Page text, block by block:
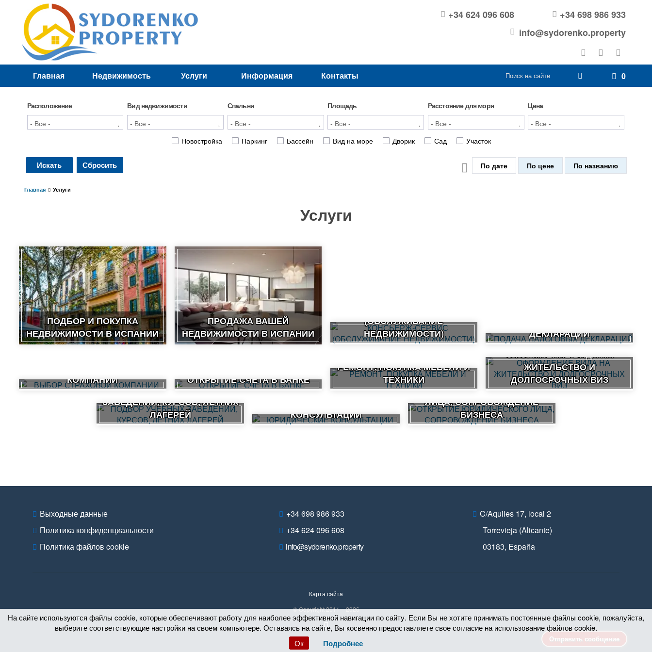
+34 698 986 933
+34 624 096 608
info@sydorenko.property
Главная Недвижимость Услуги Информация Контакты 0
Расположение Вид недвижимости Спальни Площадь Расстояние для моря Цена
Новостройка Паркинг Бассейн Вид на море Дворик Сад Участок
Искать Сбросить По дате По цене По названию
Главная Услуги
Услуги
ПОДБОР И ПОКУПКА
НЕДВИЖИМОСТИ В ИСПАНИИ
ПРОДАЖА ВАШЕЙ
НЕДВИЖИМОСТИ В ИСПАНИИ
(ОБСЛУЖИВАНИЕ
НЕДВИЖИМОСТИ)
ДЕКЛАРАЦИЙ
КОМПАНИИ
ОТКРЫТИЕ СЧЕТА В БАНКЕ
РЕМОНТ, ПОКУПКА МЕБЕЛИ И
ТЕХНИКИ
ОФОРМЛЕНИЕ ВИДА НА
ЖИТЕЛЬСТВО И
ДОЛГОСРОЧНЫХ ВИЗ
ПОДБОР УЧЕБНЫХ
ЗАВЕДЕНИЙ, КУРСОВ, ЛЕТНИХ
ЛАГЕРЕЙ
КОНСУЛЬТАЦИИ
ОТКРЫТИЕ ЮРИДИЧЕСКОГО
ЛИЦА, СОПРОВОЖДЕНИЕ
БИЗНЕСА
Выходные данные
Политика конфиденциальности
Политика файлов cookie
+34 698 986 933
+34 624 096 608
info@sydorenko.property
C/Aquiles 17, local 2
Torrevieja (Alicante)
03183, España
Карта сайта
© Copyright 2011 – 2026
На сайте используются файлы cookie, которые обеспечивают работу для наиболее эффективной навигации по сайту. Если Вы не хотите принимать постоянные файлы cookie, пожалуйста,
выберите соответствующие настройки на своем компьютере. Оставаясь на сайте, Вы косвенно предоставляете свое согласие на использование файлов cookie.
Ок
Подробнее Отправить сообщение